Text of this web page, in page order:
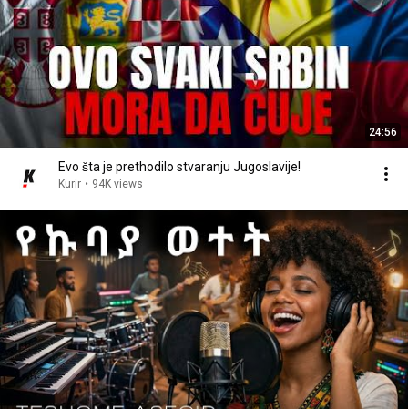
24:56
Evo šta je prethodilo stvaranju Jugoslavije!
Kurir • 94K views